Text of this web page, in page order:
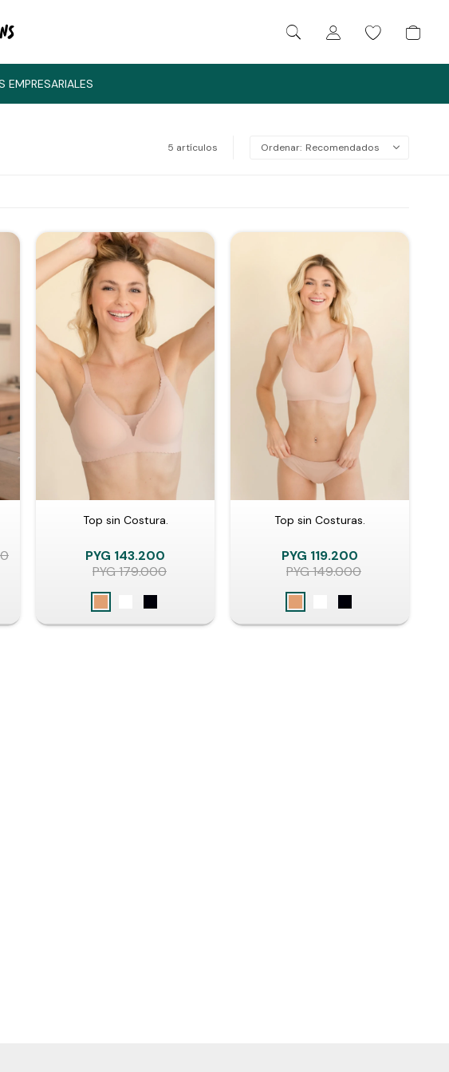
EMPRESARIALES
5 artículos Recomendados
Top sin Costura.
PYG 143.200
PYG179.000
Top sin Costuras.
PYG 119.200
PYG149.000